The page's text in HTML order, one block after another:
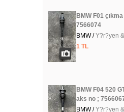
BMW F01
7566074
BMW /Y?r?yen
1 TL
BMW F04 520
aks no ;
BMW /Y?r?yen